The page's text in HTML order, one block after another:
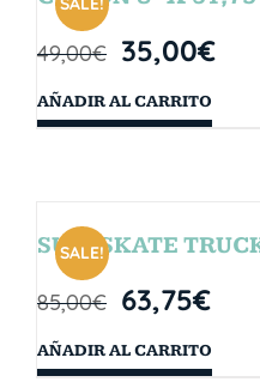
49,00€ 35,00€
AÑADIR AL CARRITO
SALE!
SURFSKATE
85,00€ 63,75€
AÑADIR AL CARRITO